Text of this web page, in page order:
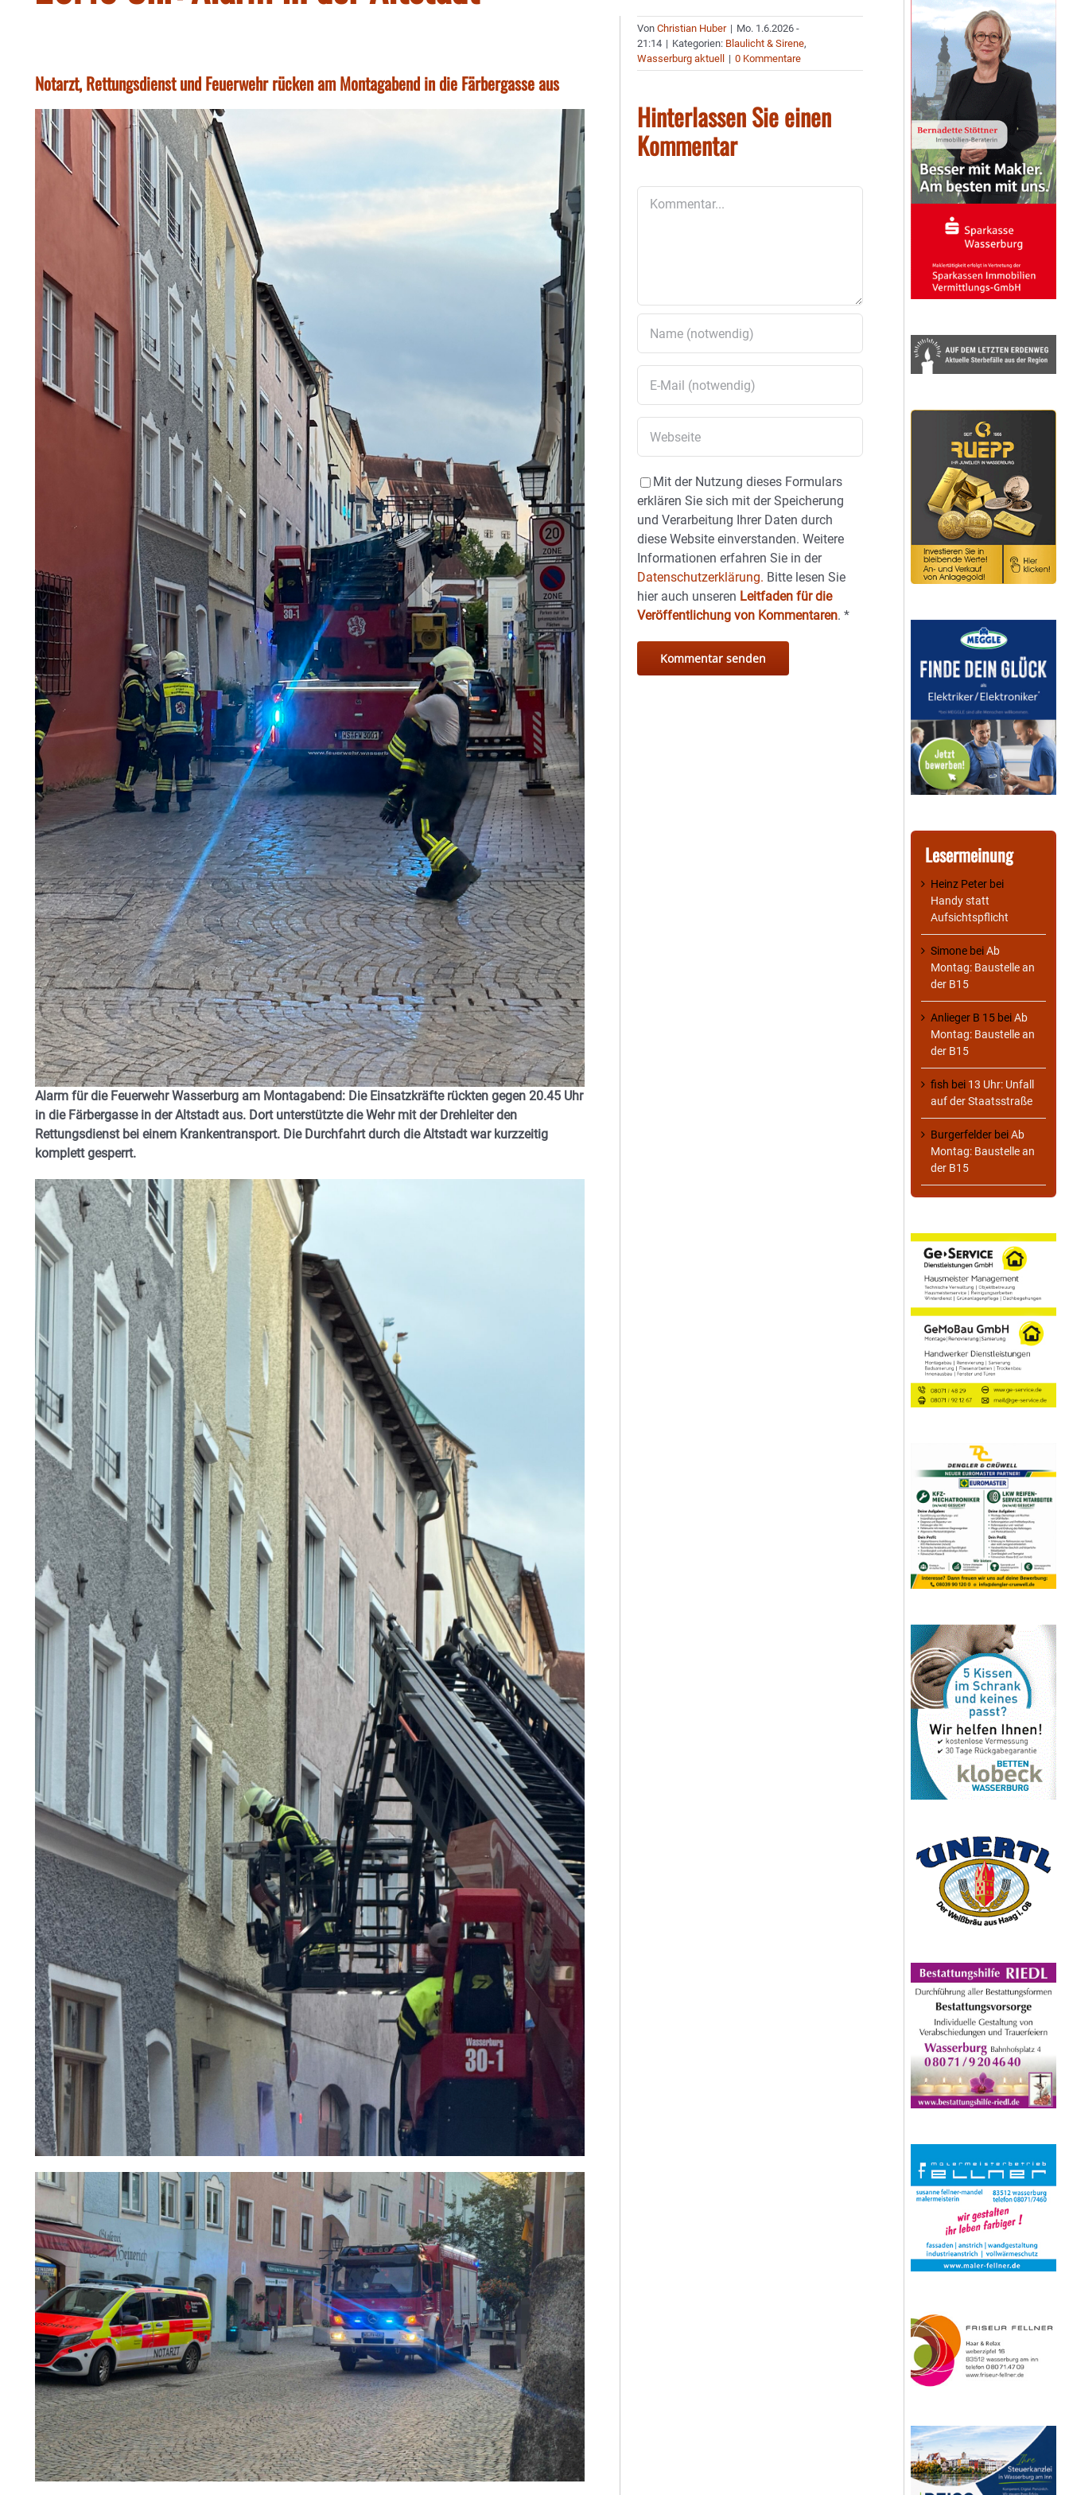
Notarzt, Rettungsdienst und Feuerwehr rücken am Montagabend in die Färbergasse aus
Alarm für die Feuerwehr Wasserburg am Montagabend: Die Einsatzkräfte rückten gegen 20.45 Uhr
in die Färbergasse in der Altstadt aus. Dort unterstützte die Wehr mit der Drehleiter den
Rettungsdienst bei einem Krankentransport. Die Durchfahrt durch die Altstadt war kurzzeitig
komplett gesperrt.
VonChristian Huber | Mo. 1.6.2026 -
21:14 | Kategorien: Blaulicht & Sirene,
Wasserburg aktuell
| 0 Kommentare
Hinterlassen Sie einen
Kommentar
Mit der Nutzung dieses Formulars
erklären Sie sich mit der Speicherung
und Verarbeitung Ihrer Daten durch
diese Website einverstanden. Weitere
Informationen erfahren Sie in der
Datenschutzerklärung. Bitte lesen Sie
hier auch unseren Leitfaden für die
Veröffentlichung von Kommentaren.*
Lesermeinung
Heinz Peter bei
Handy statt
Aufsichtspflicht
Simone beiAb
Montag: Baustelle an
der B15
Anlieger B 15 beiAb
Montag: Baustelle an
der B15
fish bei 13 Uhr: Unfall
auf der Staatsstraße
Burgerfelder beiAb
Montag: Baustelle an
der B15